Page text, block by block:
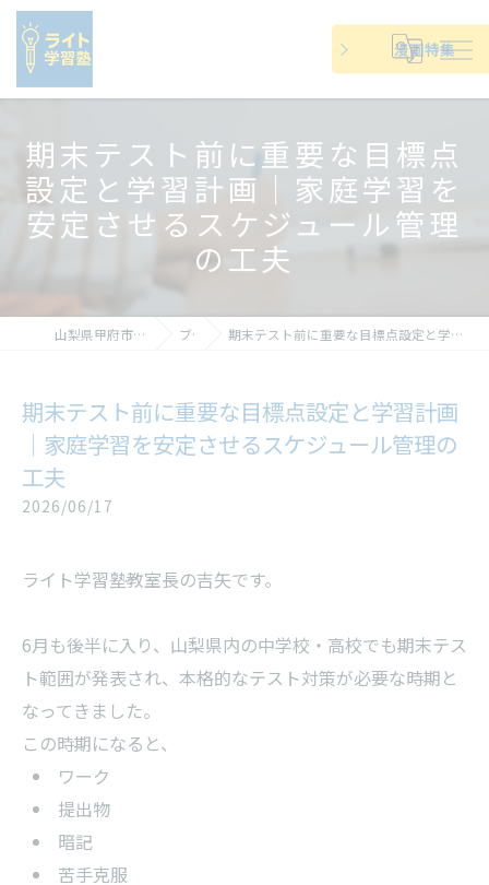
漫画特集
期末テスト前に重要な目標点
設定と学習計画｜家庭学習を
安定させるスケジュール管理
の工夫
山梨県甲府市の塾ならライト学習塾 ブログ 期末テスト前に重要な目標点設定と学習計画｜家庭学習を安定させるスケジュール管理の工夫
期末テスト前に重要な目標点設定と学習計画
｜家庭学習を安定させるスケジュール管理の
工夫
2026/06/17
ライト学習塾教室長の吉矢です。
6月も後半に入り、山梨県内の中学校・高校でも期末テス
ト範囲が発表され、本格的なテスト対策が必要な時期と
なってきました。
この時期になると、
ワーク
提出物
暗記
苦手克服